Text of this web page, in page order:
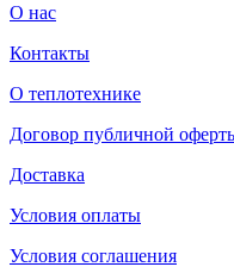
О нас
Контакты
О теплотехнике
Договор публичной
Доставка
Условия оплаты
Условия соглашения